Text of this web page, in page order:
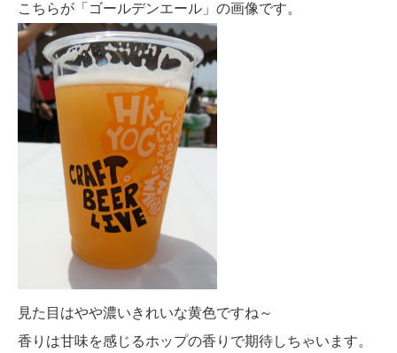
こちらが「ゴールデンエール」の画像です。
見た目はやや濃いきれいな黄色ですね～
香りは甘味を感じるホップの香りで期待しちゃいます。